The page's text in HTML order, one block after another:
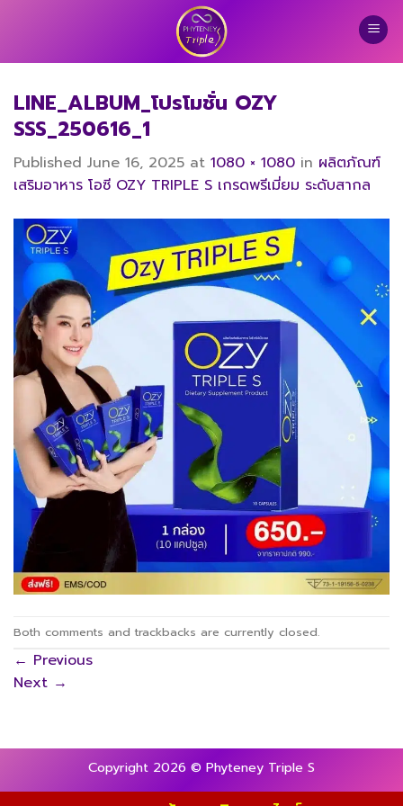
LINE_ALBUM_โปรโมชั่น OZY
SSS_250616_1
Published June 16, 2025 at 1080 × 1080 in ผลิตภัณฑ์
เสริมอาหาร โอซี OZY TRIPLE S เกรดพรีเมี่ยม ระดับสากล
Both comments and trackbacks are currently closed.
← Previous
Next →
Copyright 2026 © Phyteney Triple S